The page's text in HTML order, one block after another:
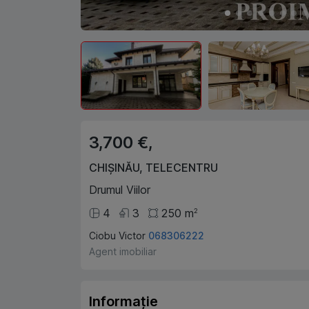
3,700 €,
CHIȘINĂU, TELECENTRU
Drumul Viilor
4
3 250 m2
Ciobu Victor 068306222
Agent imobiliar
Informație